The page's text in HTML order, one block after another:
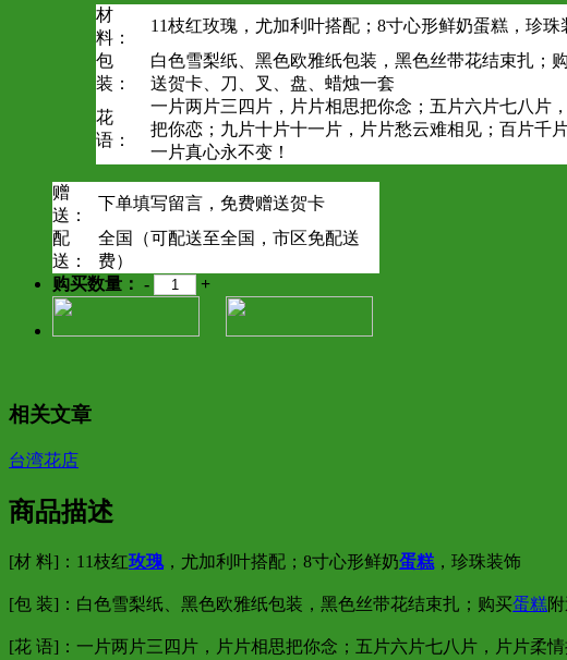
材
料：
11枝红玫瑰，尤加利叶搭配；8寸心形鲜奶蛋糕，珍珠
包
装：
白色雪梨纸、黑色欧雅纸包装，黑色丝带花结束扎；
送贺卡、刀、叉、盘、蜡烛一套
花
语：
一片两片三四片，片片相思把你念；五片六片七八片
把你恋；九片十片十一片，片片愁云难相见；百片千片
一片真心永不变！
赠
送：
下单填写留言，免费赠送贺卡
配
送：
全国（可配送至全国，市区免配送
费）
购买数量： - +
相关文章
台湾花店
商品描述
[材 料]：11枝红玫瑰，尤加利叶搭配；8寸心形鲜奶蛋糕 ，珍珠装饰
[包 装]：白色雪梨纸、黑色欧雅纸包装，黑色丝带花结束扎；购买蛋糕
[花 语]：一片两片三四片，片片相思把你念；五片六片七八片，片片柔